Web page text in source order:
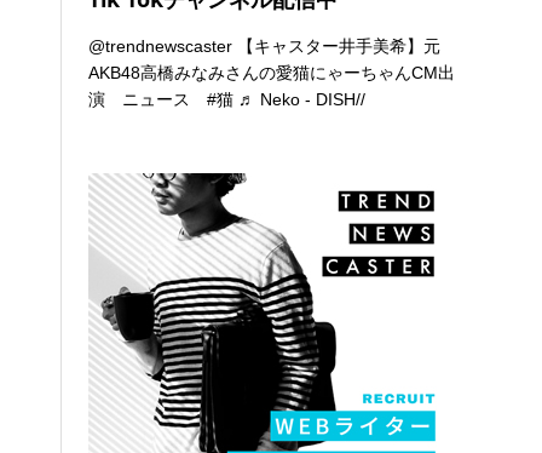
@trendnewscaster 【キャスター井手美希】元
AKB48高橋みなみさんの愛猫にゃーちゃんCM出
演 ニュース#猫 ♬ Neko - DISH//